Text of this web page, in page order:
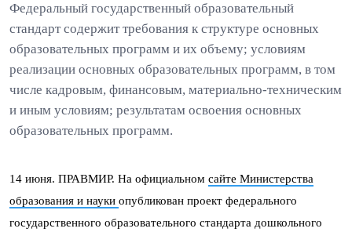
Федеральный государственный образовательный
стандарт содержит требования к структуре основных
образовательных программ и их объему; условиям
реализации основных образовательных программ, в том
числе кадровым, финансовым, материально-техническим
и иным условиям; результатам освоения основных
образовательных программ.
14 июня. ПРАВМИР. На официальном сайте Министерства
образования и науки опубликован проект федерального
государственного образовательного стандарта дошкольного